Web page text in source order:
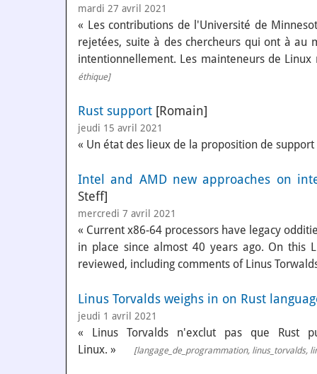
mardi 27 avril 2021
« Les contributions de l'Université de
rejetées, suite à des chercheurs qui ont à au
intentionnellement. Les mainteneurs de
éthique]
Rust support [Romain]
jeudi 15 avril 2021
« Un état des lieux de la proposition de
Intel and AMD new approaches on
Steff]
mercredi 7 avril 2021
« Current x86-64 processors have legacy
in place since almost 40 years ago. On this
reviewed, including comments of Linus
Linus Torvalds weighs in on Rust
jeudi 1 avril 2021
« Linus Torvalds n'exclut pas que Rust
Linux. »
[langage_de_programmation, linus_torvalds,